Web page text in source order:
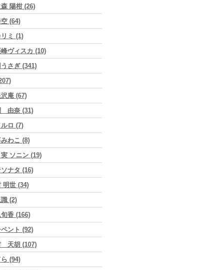
陽柑 (26)
(64)
ミ (1)
ヴィスカ (10)
さぎ (341)
庵 (67)
由奈 (31)
ロ (7)
わこ (8)
ソニン (19)
ナタ (16)
明世 (34)
(2)
香 (166)
ント (92)
天胡 (107)
(94)